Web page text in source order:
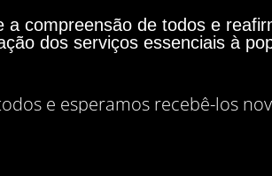
a compreensão de todos e
dos serviços essenciais à
e esperamos recebê-los